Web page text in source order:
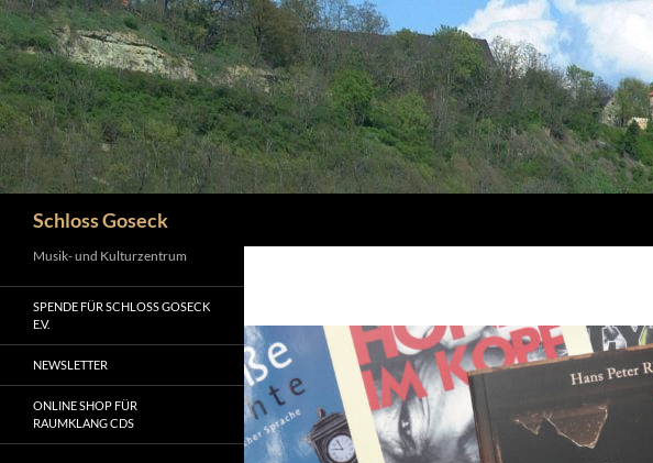
Zum
Inhalt
springen
Schloss Goseck
Musik- und Kulturzentrum
SPENDE FÜR SCHLOSS GOSECK
E.V.
NEWSLETTER
ONLINE SHOP FÜR
RAUMKLANG CDS